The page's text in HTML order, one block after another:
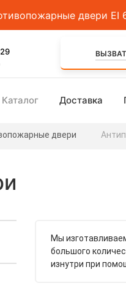
двери EI
Каталог Доставка
двери
Мы
большого
изнутри при